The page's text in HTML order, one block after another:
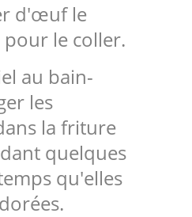
d'œuf le
le coller.
au bain-
les
la friture
quelques
qu'elles